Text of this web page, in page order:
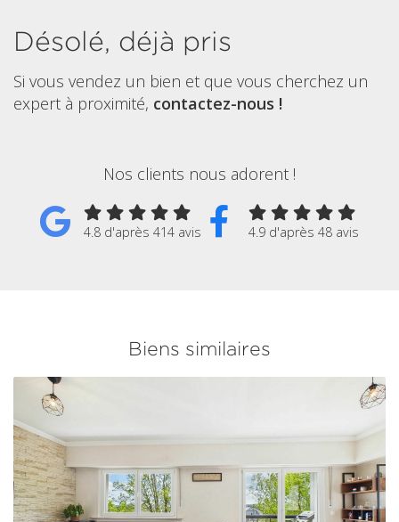
Désolé, déjà pris
Si vous vendez un bien et que vous cherchez un
expert à proximité, contactez-nous !
Nos clients nous adorent !
4.8 d'après 414 avis 4.9 d'après 48 avis
Biens similaires